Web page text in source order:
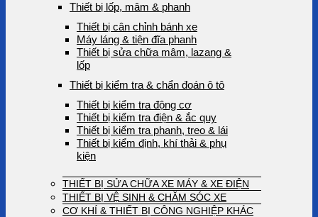
Thiết bị lốp, mâm & phanh
Thiết bị cân chỉnh bánh xe
Máy láng & tiện đĩa phanh
Thiết bị sửa chữa mâm, lazang &
lốp
Thiết bị kiểm tra & chẩn đoán ô tô
Thiết bị kiểm tra động cơ
Thiết bị kiểm tra điện & ắc quy
Thiết bị kiểm tra phanh, treo & lái
Thiết bị kiểm định, khí thải & phụ
kiện
THIẾT BỊ SỬA CHỮA XE MÁY & XE ĐIỆN
THIẾT BỊ VỆ SINH & CHĂM SÓC XE
CƠ KHÍ & THIẾT BỊ CÔNG NGHIỆP KHÁC